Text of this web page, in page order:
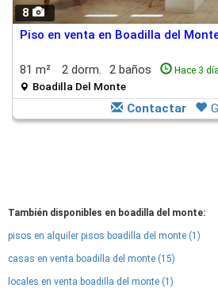
8
Piso en venta en Boadilla del
81 m² 2 dorm. 2 baños Hace 3
Boadilla Del Monte
Contactar
También disponibles en boadilla del monte:
pisos en alquiler pisos boadilla del monte (1)
casas en venta boadilla del monte (15)
locales en venta boadilla del monte (1)